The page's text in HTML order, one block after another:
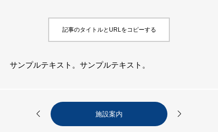
記事のタイトルとURLをコピーする
サンプルテキスト。サンプルテキスト。
 施設案内 